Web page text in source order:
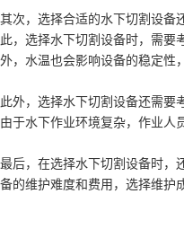
其次，选择合适的水下切割设备
此，选择水下切割设备时，需要
外，水温也会影响设备的稳定性
此外，选择水下切割设备还需要
由于水下作业环境复杂，作业人
最后，在选择水下切割设备时，
备的维护难度和费用，选择维护